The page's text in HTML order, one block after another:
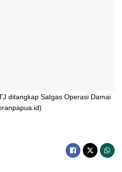
ditangkap Satgas Operasi Damai